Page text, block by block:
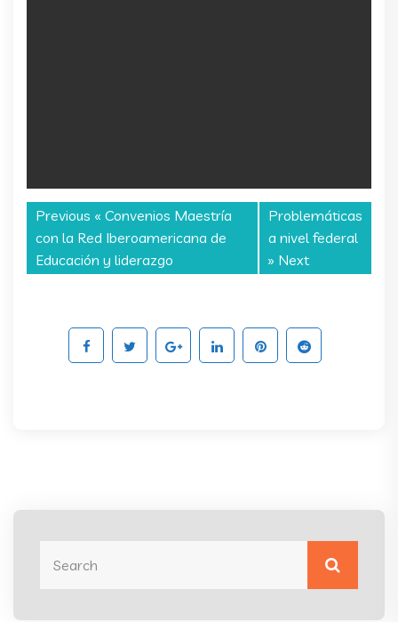
Previous « Convenios Maestría
con la Red Iberoamericana de
Educación y liderazgo
Problemáticas
a nivel federal
» Next